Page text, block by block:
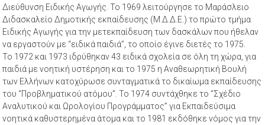
Διεύθυνση Ειδικής Αγωγής. Το 1969 λειτούργησε το Μαράσλειο
Διδασκαλείο Δημοτικής εκπαίδευσης (Μ.Δ.Δ.Ε.) το πρώτο τμήμα
Ειδικής Αγωγής για την μετεκπαίδευση των δασκάλων που ήθελαν
να εργαστούν με “ειδικά παιδιά”, το οποίο έγινε διετές το 1975.
Το 1972 και 1973 ιδρύθηκαν 43 ειδικά σχολεία σε όλη τη χώρα, για
παιδιά με νοητική υστέρηση και το 1975 η Αναθεωρητική Βουλή
των Ελλήνων κατοχύρωσε συνταγματικά το δικαίωμα εκπαίδευσης
του “Προβληματικού ατόμου”. Το 1974 συντάχθηκε το “Σχέδιο
Αναλυτικού και Ωρολογίου Προγράμματος” για Εκπαιδεύσιμα
νοητικά καθυστερημένα άτομα και το 1981 εκδόθηκε νόμος για την